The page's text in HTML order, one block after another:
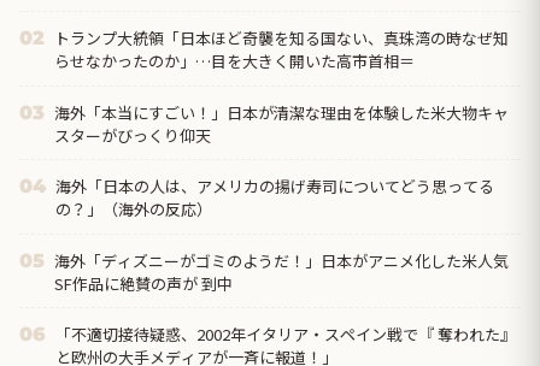
02
トランプ大統領「日本ほど奇襲を知る国ない、真珠湾の時なぜ知
らせなかったのか」…目を大きく開いた高市首相＝
03 海外「本当にすごい！」日本が清潔な理由を体験した米大物キャ
スターがびっくり仰天
04 海外「日本の人は、アメリカの揚げ寿司についてどう思ってる
の？」（海外の反応）
05 海外「ディズニーがゴミのようだ！」日本がアニメ化した米人気
SF作品に絶賛の声が 到中
06
「不適切接待疑惑、2002年イタリア・スペイン戦で『 奪われた』
と欧州の大手メディアが一斉に報道！」